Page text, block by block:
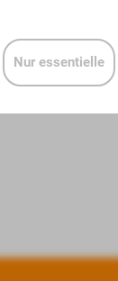
Nur essentielle